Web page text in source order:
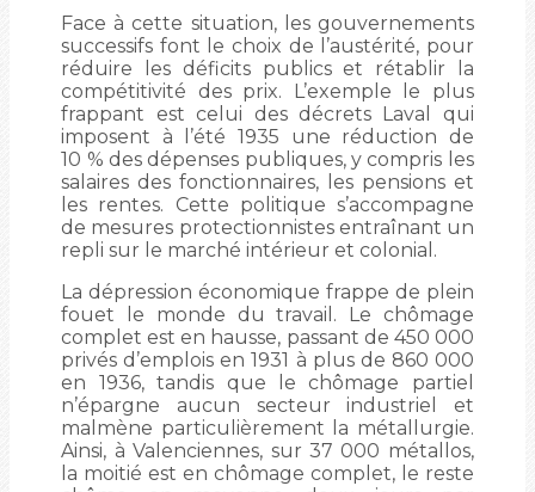
Face à cette situation, les gouvernements
successifs font le choix de l’austérité, pour
réduire les déficits publics et rétablir la
compétitivité des prix. L’exemple le plus
frappant est celui des décrets Laval qui
imposent à l’été 1935 une réduction de
10 % des dépenses publiques, y compris les
salaires des fonctionnaires, les pensions et
les rentes. Cette politique s’accompagne
de mesures protectionnistes entraînant un
repli sur le marché intérieur et colonial.
La dépression économique frappe de plein
fouet le monde du travail. Le chômage
complet est en hausse, passant de 450 000
privés d’emplois en 1931 à plus de 860 000
en 1936, tandis que le chômage partiel
n’épargne aucun secteur industriel et
malmène particulièrement la métallurgie.
Ainsi, à Valenciennes, sur 37 000 métallos,
la moitié est en chômage complet, le reste